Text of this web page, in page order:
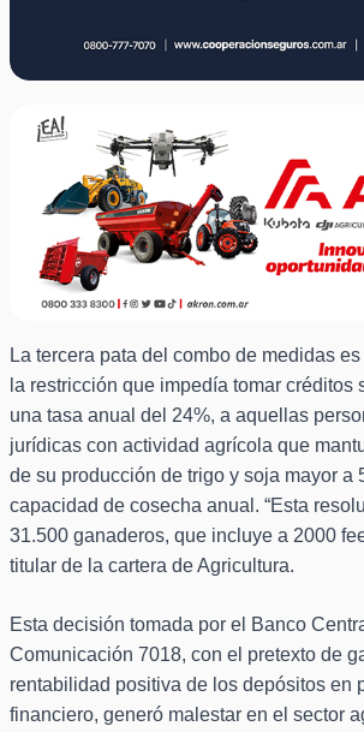
La tercera pata del combo de medidas
la restricción que impedía tomar créditos
una tasa anual del 24%, a aquellas
jurídicas con actividad agrícola que
de su producción de trigo y soja mayor a
capacidad de cosecha anual. “Esta
31.500 ganaderos, que incluye a 2000
titular de la cartera de Agricultura.
Esta decisión tomada por el Banco
Comunicación 7018, con el pretexto de
rentabilidad positiva de los depósitos en
financiero, generó malestar en el sector